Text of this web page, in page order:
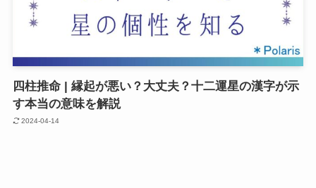
四柱推命 | 縁起が悪い？大丈夫？十二運星の漢字が示
す本当の意味を解説
2024-04-14